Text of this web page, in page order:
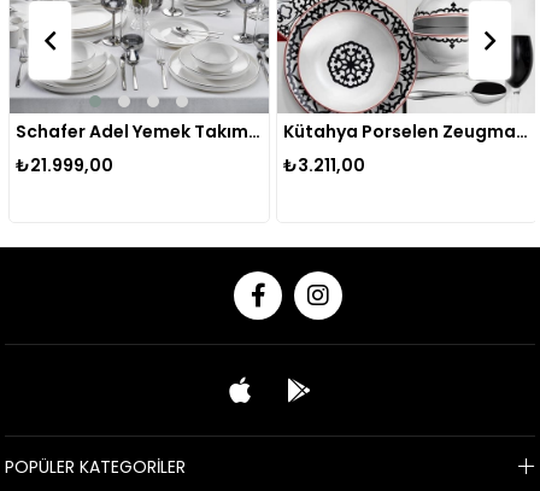
Schafer Adel Yemek Takımı 56 Parça Platin
₺21.999,00
Kütahya Porselen Zeugma 24 Parça Yemek Takımı Bant Dek 5966/12
₺3.211,00
POPÜLER KATEGORİLER